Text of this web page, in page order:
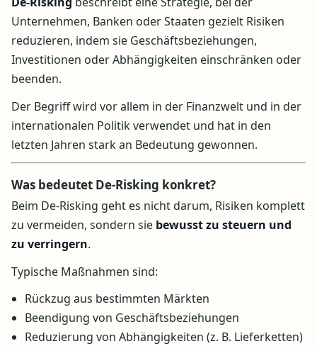
Unternehmen, Banken oder Staaten gezielt Risiken
reduzieren, indem sie Geschäftsbeziehungen,
Investitionen oder Abhängigkeiten einschränken oder
beenden.
Der Begriff wird vor allem in der Finanzwelt und in der
internationalen Politik verwendet und hat in den
letzten Jahren stark an Bedeutung gewonnen.
Was bedeutet De-Risking konkret?
Beim De-Risking geht es nicht darum, Risiken komplett
zu vermeiden, sondern sie bewusst zu steuern und
zu verringern.
Typische Maßnahmen sind:
Rückzug aus bestimmten Märkten
Beendigung von Geschäftsbeziehungen
Reduzierung von Abhängigkeiten (z. B. Lieferketten)